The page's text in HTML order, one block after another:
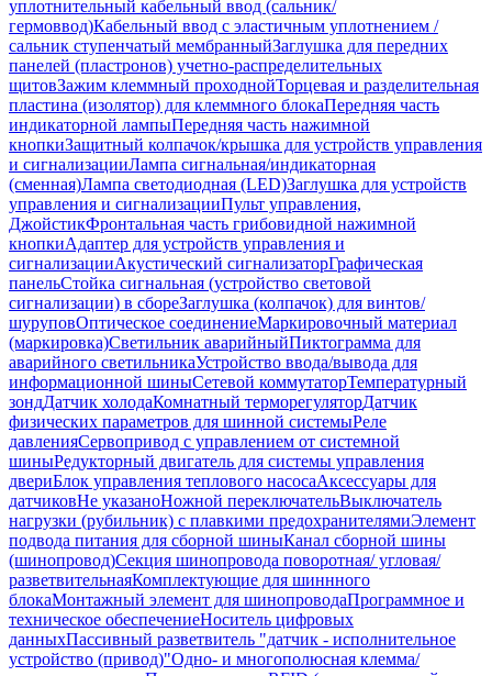
уплотнительный кабельный ввод (сальник/
гермоввод)Кабельный ввод с эластичным уплотнением /
сальник ступенчатый мембранныйЗаглушка для передних
панелей (пластронов) учетно-распределительных
щитовЗажим клеммный проходнойТорцевая и разделительная
пластина (изолятор) для клеммного блокаПередняя часть
индикаторной лампыПередняя часть нажимной
кнопкиЗащитный колпачок/крышка для устройств управления
и сигнализацииЛампа сигнальная/индикаторная
(сменная)Лампа светодиодная (LED)Заглушка для устройств
управления и сигнализацииПульт управления,
ДжойстикФронтальная часть грибовидной нажимной
кнопкиАдаптер для устройств управления и
сигнализацииАкустический сигнализаторГрафическая
панельСтойка сигнальная (устройство световой
сигнализации) в сбореЗаглушка (колпачок) для винтов/
шуруповОптическое соединениеМаркировочный материал
(маркировка)Светильник аварийныйПиктограмма для
аварийного светильникаУстройство ввода/вывода для
информационной шиныСетевой коммутаторТемпературный
зондДатчик холодаКомнатный терморегуляторДатчик
физических параметров для шинной системыРеле
давленияСервопривод с управлением от системной
шиныРедукторный двигатель для системы управления
двериБлок управления теплового насосаАксессуары для
датчиковНе указаноНожной переключательВыключатель
нагрузки (рубильник) с плавкими предохранителямиЭлемент
подвода питания для сборной шиныКанал сборной шины
(шинопровод)Секция шинопровода поворотная/ угловая/
разветвительнаяКомплектующие для шиннного
блокаМонтажный элемент для шинопроводаПрограммное и
техническое обеспечениеНоситель цифровых
данныхПассивный разветвитель "датчик - исполнительное
устройство (привод)"Одно- и многополюсная клемма/